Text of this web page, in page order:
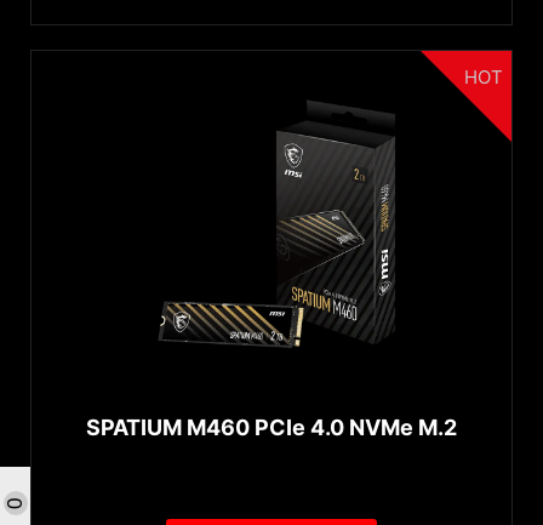
0
HOT
SPATIUM M460 PCIe 4.0 NVMe M.2